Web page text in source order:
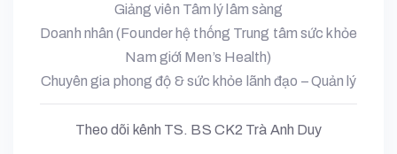
Giảng viên Tâm lý lâm sàng
Doanh nhân (Founder hệ thống Trung tâm sức khỏe
Nam giới Men’s Health)
Chuyên gia phong độ & sức khỏe lãnh đạo – Quản lý
Theo dõi kênh TS. BS CK2 Trà Anh Duy